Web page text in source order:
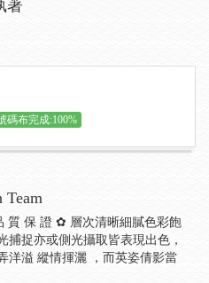
著
碼布完成:100%
Team
質 保 證 ✿ 層次清晰細膩色彩飽
捕捉亦或側光攝取皆表現出色，
洋溢 縱情揮灑 ，而英姿倩影當